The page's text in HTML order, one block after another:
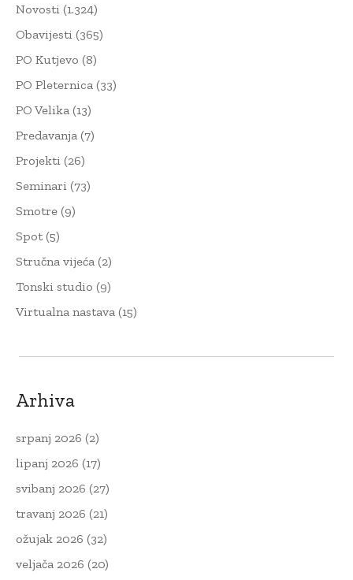
Novosti (1.324)
Obavijesti (365)
PO Kutjevo (8)
PO Pleternica (33)
PO Velika (13)
Predavanja (7)
Projekti (26)
Seminari (73)
Smotre (9)
Spot(5)
Stručna vijeća (2)
Tonski studio (9)
Virtualna nastava (15)
Arhiva
srpanj 2026 (2)
lipanj 2026 (17)
svibanj 2026 (27)
travanj 2026 (21)
ožujak 2026 (32)
veljača 2026 (20)